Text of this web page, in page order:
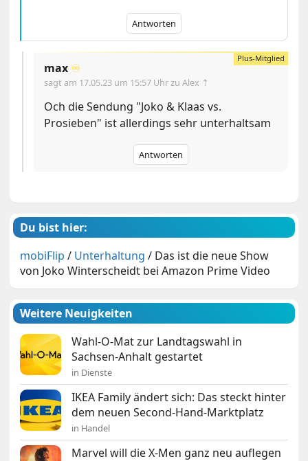
Antworten
max ♾️
sagt am 17.05.23 um 15:57 Uhr zu Alex ⇡
Och die Sendung "Joko & Klaas vs.
Prosieben" ist allerdings sehr unterhaltsam
Antworten
Du bist hier:
mobiFlip / Unterhaltung / Das ist die neue Show
von Joko Winterscheidt bei Amazon Prime Video
Weitere Neuigkeiten
Wahl-O-Mat zur Landtagswahl in
Sachsen-Anhalt gestartet
in Dienste
IKEA Family ändert sich: Das steckt hinter
dem neuen Second-Hand-Marktplatz
in Handel
Marvel will die X-Men ganz neu auflegen